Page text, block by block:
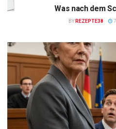
Was nach dem
BY REZEPTE38